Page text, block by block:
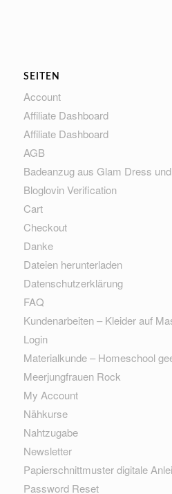
SEITEN
Account
Affiliate Dashboard
Affiliate Dashboard
AGB
Badeanzug aus Glam Dress
Bloglovin Verification
Cart
Checkout
Danke
Dateien herunterladen
Datenschutzerklärung
FAQ
Kundenarbeiten – Kleider auf
Login
Materialkunde – Homeschool
Meerjungfrauen Rock
My Account
Nähkurse
Nahtzugabe
Newsletter
Papierschnittmuster digitale
Password Reset